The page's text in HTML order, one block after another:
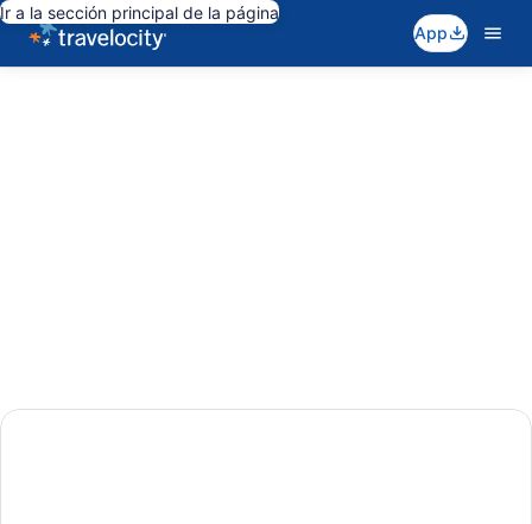
Ir a la sección principal de la página
App